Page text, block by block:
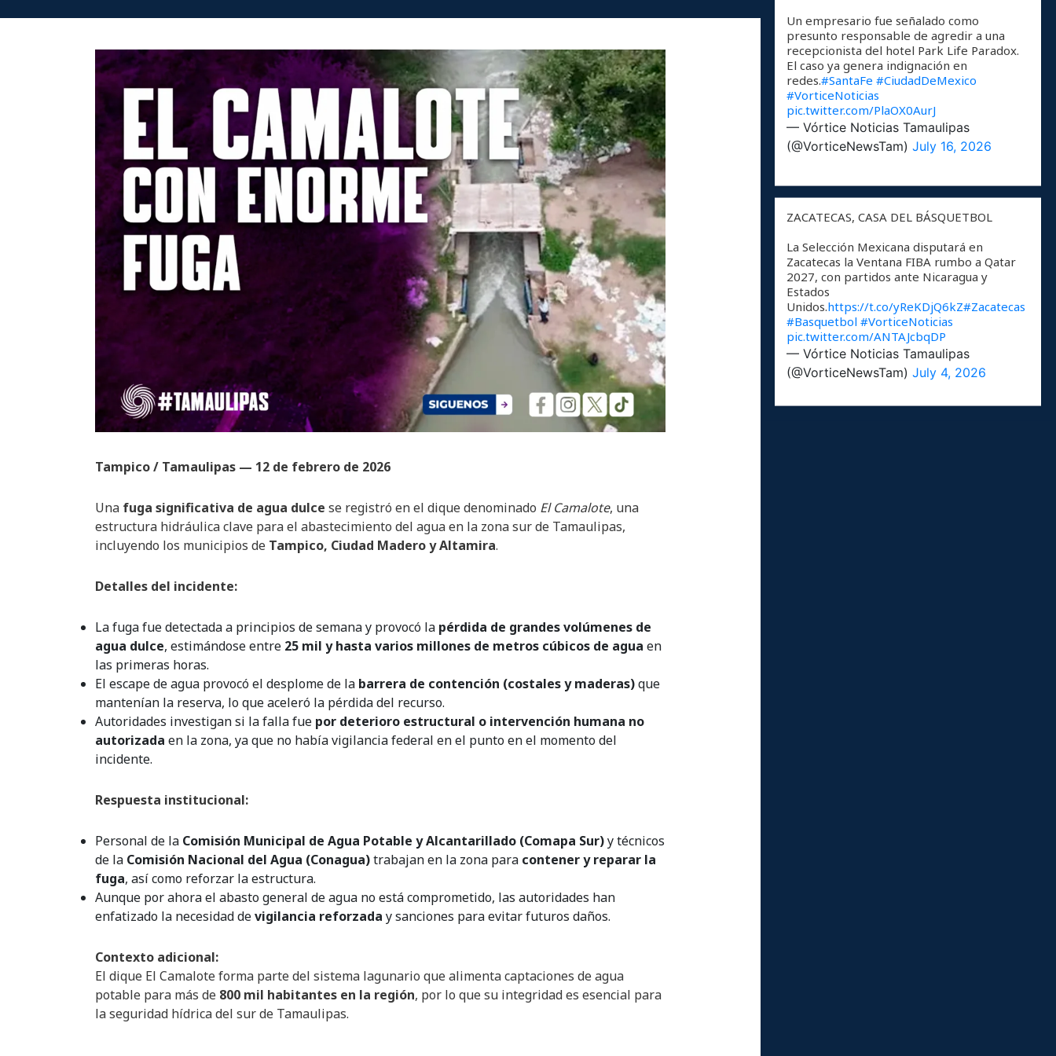
Tampico / Tamaulipas — 12 de febrero de 2026
Una fuga significativa de agua dulce se registró en el dique denominado El Camalote, una
estructura hidráulica clave para el abastecimiento del agua en la zona sur de Tamaulipas,
incluyendo los municipios de Tampico, Ciudad Madero y Altamira.
Detalles del incidente:
La fuga fue detectada a principios de semana y provocó la pérdida de grandes volúmenes de
agua dulce, estimándose entre 25 mil y hasta varios millones de metros cúbicos de agua en
las primeras horas.
El escape de agua provocó el desplome de la barrera de contención (costales y maderas)que
mantenían la reserva, lo que aceleró la pérdida del recurso.
Autoridades investigan si la falla fue por deterioro estructural o intervención humana no
autorizada en la zona, ya que no había vigilancia federal en el punto en el momento del
incidente.
Respuesta institucional:
Personal de la Comisión Municipal de Agua Potable y Alcantarillado (Comapa Sur)y técnicos
de la Comisión Nacional del Agua (Conagua)trabajan en la zona para contener y reparar la
fuga, así como reforzar la estructura.
Aunque por ahora el abasto general de agua no está comprometido, las autoridades han
enfatizado la necesidad devigilancia reforzada y sanciones para evitar futuros daños.
Contexto adicional:
El dique El Camalote forma parte del sistema lagunario que alimenta captaciones de agua
potable para más de 800 mil habitantes en la región, por lo que su integridad es esencial para
la seguridad hídrica del sur de Tamaulipas.
Un empresario fue señalado como
presunto responsable de agredir a una
recepcionista del hotel Park Life Paradox.
El caso ya genera indignación en
redes.#SantaFe #CiudadDeMexico
#VorticeNoticias
pic.twitter.com/PlaOX0AurJ
— Vórtice Noticias Tamaulipas
(@VorticeNewsTam)July 16, 2026
ZACATECAS, CASA DEL BÁSQUETBOL
La Selección Mexicana disputará en
Zacatecas la Ventana FIBA rumbo a Qatar
2027, con partidos ante Nicaragua y
Estados
Unidos.https://t.co/yReKDjQ6kZ#Zacatecas
#Basquetbol #VorticeNoticias
pic.twitter.com/ANTAJcbqDP
— Vórtice Noticias Tamaulipas
(@VorticeNewsTam)July 4, 2026